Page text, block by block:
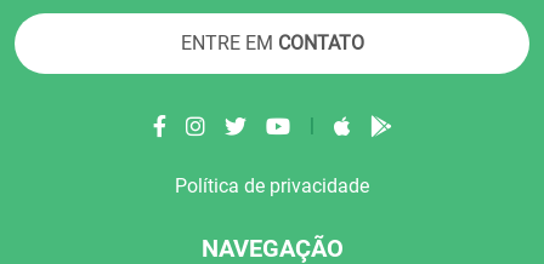
ENTRE EM CONTATO
|
Política de privacidade
NAVEGAÇÃO